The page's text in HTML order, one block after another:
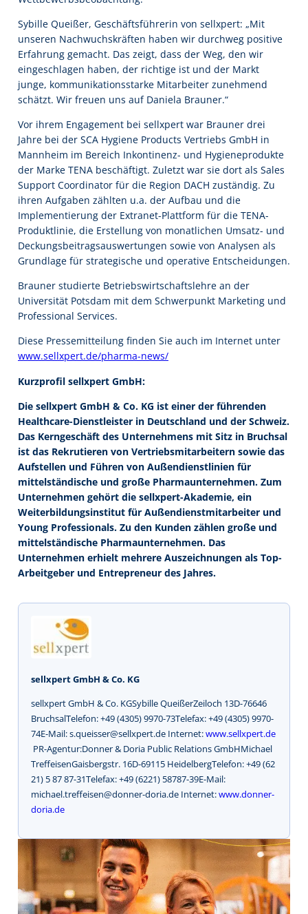
Sybille Queißer, Geschäftsführerin von sellxpert: „Mit
unseren Nachwuchskräften haben wir durchweg positive
Erfahrung gemacht. Das zeigt, dass der Weg, den wir
eingeschlagen haben, der richtige ist und der Markt
junge, kommunikationsstarke Mitarbeiter zunehmend
schätzt. Wir freuen uns auf Daniela Brauner.“
Vor ihrem Engagement bei sellxpert war Brauner drei
Jahre bei der SCA Hygiene Products Vertriebs GmbH in
Mannheim im Bereich Inkontinenz- und Hygieneprodukte
der Marke TENA beschäftigt. Zuletzt war sie dort als Sales
Support Coordinator für die Region DACH zuständig. Zu
ihren Aufgaben zählten u.a. der Aufbau und die
Implementierung der Extranet-Plattform für die TENA-
Produktlinie, die Erstellung von monatlichen Umsatz- und
Deckungsbeitragsauswertungen sowie von Analysen als
Grundlage für strategische und operative Entscheidungen.
Brauner studierte Betriebswirtschaftslehre an der
Universität Potsdam mit dem Schwerpunkt Marketing und
Professional Services.
Diese Pressemitteilung finden Sie auch im Internet unter
www.sellxpert.de/pharma-news/
Kurzprofil sellxpert GmbH:
Die sellxpert GmbH & Co. KG ist einer der führenden
Healthcare-Dienstleister in Deutschland und der Schweiz.
Das Kerngeschäft des Unternehmens mit Sitz in Bruchsal
ist das Rekrutieren von Vertriebsmitarbeitern sowie das
Aufstellen und Führen von Außendienstlinien für
mittelständische und große Pharmaunternehmen. Zum
Unternehmen gehört die sellxpert-Akademie, ein
Weiterbildungsinstitut für Außendienstmitarbeiter und
Young Professionals. Zu den Kunden zählen große und
mittelständische Pharmaunternehmen. Das
Unternehmen erhielt mehrere Auszeichnungen als Top-
Arbeitgeber und Entrepreneur des Jahres.
sellxpert GmbH & Co. KG
sellxpert GmbH & Co. KGSybille QueißerZeiloch 13D-76646
BruchsalTelefon: +49 (4305) 9970-73Telefax: +49 (4305) 9970-
74E-Mail: s.queisser@sellxpert.de Internet:www.sellxpert.de
PR-Agentur:Donner & Doria Public Relations GmbHMichael
TreffeisenGaisbergstr. 16D-69115 HeidelbergTelefon: +49 (62
21) 5 87 87-31Telefax: +49 (6221) 58787-39E-Mail:
michael.treffeisen@donner-doria.de Internet:www.donner-
doria.de